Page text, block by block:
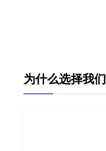
为什么选择我们